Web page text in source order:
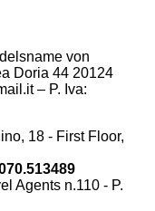
von
Doria 44 20124
– P. Iva:
18 - First Floor,
Agents n.110 - P.